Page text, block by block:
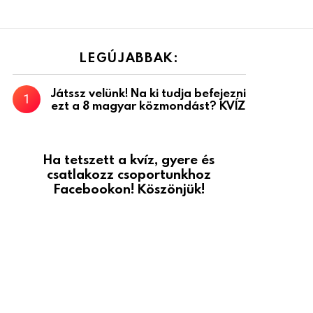
LEGÚJABBAK:
Játssz velünk! Na ki tudja befejezni
ezt a 8 magyar közmondást? KVÍZ
Ha tetszett a kvíz, gyere és
csatlakozz csoportunkhoz
Facebookon! Köszönjük!